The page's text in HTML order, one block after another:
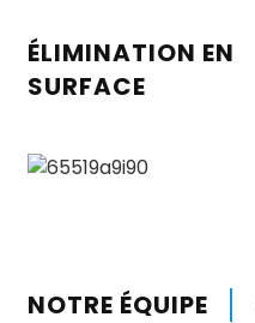
ÉLIMINATION EN
SURFACE
NOTRE ÉQUIPE